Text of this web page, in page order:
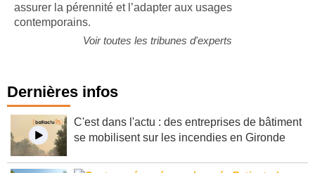
assurer la pérennité et l’adapter aux usages
contemporains.
Voir toutes les tribunes d'experts
Dernières infos
C'est dans l'actu : des entreprises de bâtiment
se mobilisent sur les incendies en Gironde